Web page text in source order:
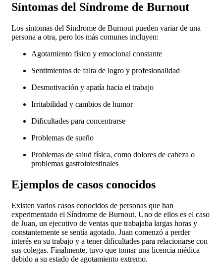
Síntomas del Síndrome de Burnout
Los síntomas del Síndrome de Burnout pueden variar de una
persona a otra, pero los más comunes incluyen:
Agotamiento físico y emocional constante
Sentimientos de falta de logro y profesionalidad
Desmotivación y apatía hacia el trabajo
Irritabilidad y cambios de humor
Dificultades para concentrarse
Problemas de sueño
Problemas de salud física, como dolores de cabeza o
problemas gastrointestinales
Ejemplos de casos conocidos
Existen varios casos conocidos de personas que han
experimentado el Síndrome de Burnout. Uno de ellos es el caso
de Juan, un ejecutivo de ventas que trabajaba largas horas y
constantemente se sentía agotado. Juan comenzó a perder
interés en su trabajo y a tener dificultades para relacionarse con
sus colegas. Finalmente, tuvo que tomar una licencia médica
debido a su estado de agotamiento extremo.